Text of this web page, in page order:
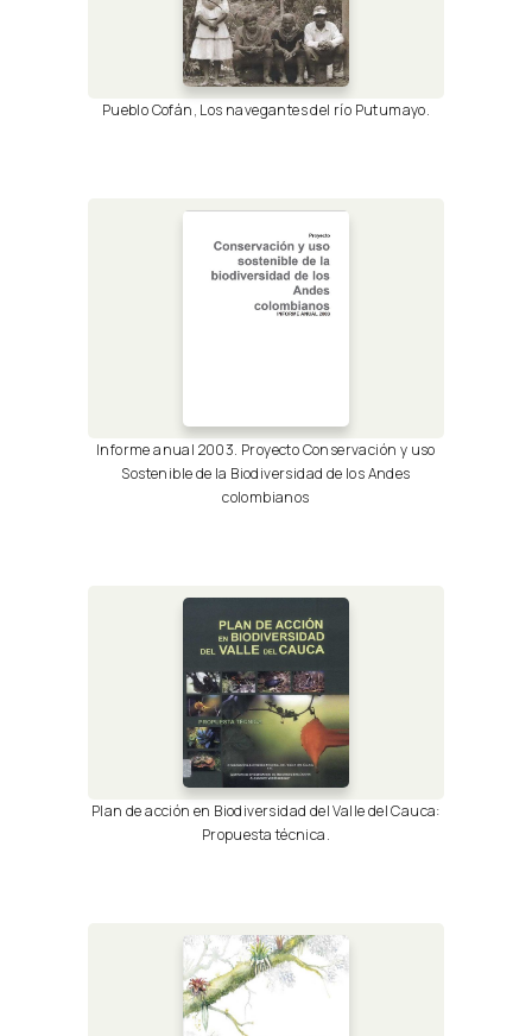
Pueblo Cofán, Los navegantes del río Putumayo.
Informe anual 2003. Proyecto Conservación y uso
Sostenible de la Biodiversidad de los Andes
colombianos
Plan de acción en Biodiversidad del Valle del Cauca:
Propuesta técnica.